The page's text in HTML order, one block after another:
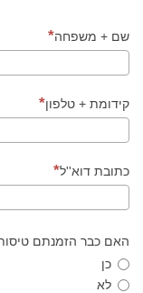
שם + משפחה
קידומת + טלפון
כתובת דוא''ל
האם כבר הזמנתם
כן
לא